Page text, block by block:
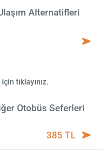
Alternatifleri
tıklayınız.
Otobüs Seferleri
385 TL